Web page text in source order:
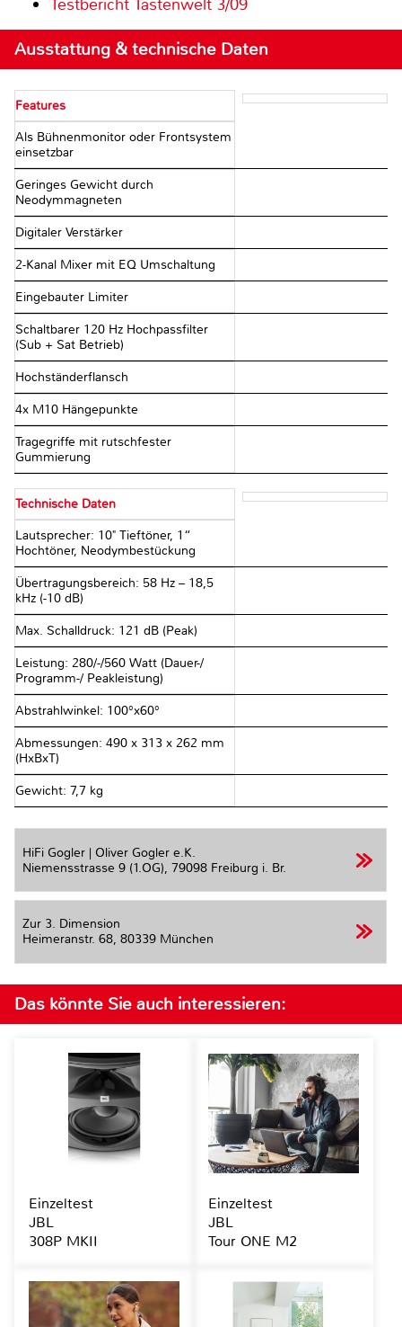
Testbericht Tastenwelt 3/09
Ausstattung & technische Daten
Features
Als Bühnenmonitor oder Frontsystem
einsetzbar
Geringes Gewicht durch
Neodymmagneten
Digitaler Verstärker
2-Kanal Mixer mit EQ Umschaltung
Eingebauter Limiter
Schaltbarer 120 Hz Hochpassfilter
(Sub + Sat Betrieb)
Hochständerflansch
4x M10 Hängepunkte
Tragegriffe mit rutschfester
Gummierung
Technische Daten
Lautsprecher: 10" Tieftöner, 1“
Hochtöner, Neodymbestückung
Übertragungsbereich: 58 Hz – 18,5
kHz (-10 dB)
Max. Schalldruck: 121 dB (Peak)
Leistung: 280/-/560 Watt (Dauer-/
Programm-/ Peakleistung)
Abstrahlwinkel: 100°x60°
Abmessungen: 490 x 313 x 262 mm
(HxBxT)
Gewicht: 7,7 kg
HiFi Gogler | Oliver Gogler e.K.
Niemensstrasse 9 (1.OG), 79098 Freiburg i. Br.
Zur 3. Dimension
Heimeranstr. 68, 80339 München
Das könnte Sie auch interessieren:
Einzeltest
JBL
308P MKII
Einzeltest
JBL
Tour ONE M2